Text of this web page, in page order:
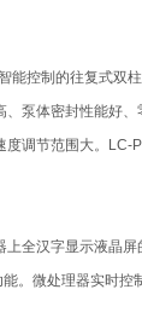
控制的往复式双
、泵体密封性能好
度调节范围大。
全汉字显示液晶
能。微处理器实时